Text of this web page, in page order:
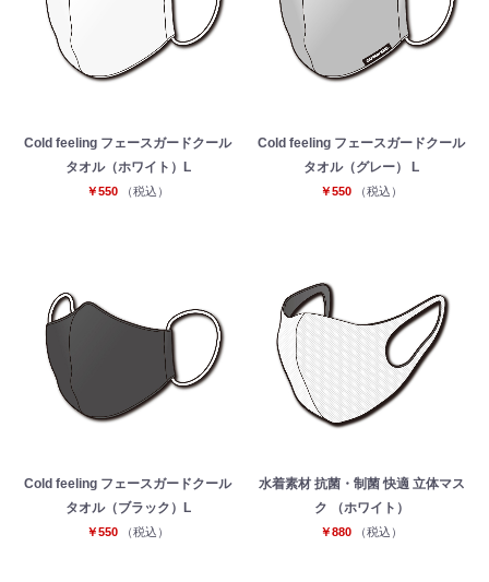
Cold feeling フェースガードクール
タオル（ホワイト）L
￥550 （税込）
Cold feeling フェースガードクール
タオル（グレー） L
￥550 （税込）
Cold feeling フェースガードクール
タオル（ブラック）L
￥550 （税込）
水着素材 抗菌・制菌 快適 立体マス
ク （ホワイト）
￥880 （税込）